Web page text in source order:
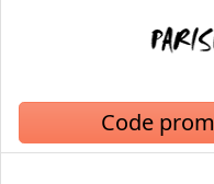
Code